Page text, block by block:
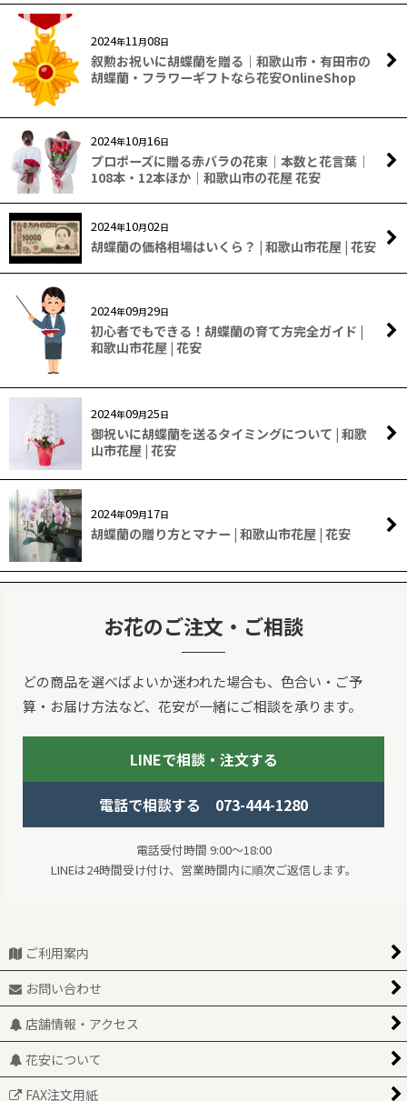
2024年11月08日
叙勲お祝いに胡蝶蘭を贈る｜和歌山市・有田市の
胡蝶蘭・フラワーギフトなら花安OnlineShop
2024年10月16日
プロポーズに贈る赤バラの花束｜本数と花言葉｜
108本・12本ほか｜和歌山市の花屋 花安
2024年10月02日
胡蝶蘭の価格相場はいくら？ | 和歌山市花屋 | 花安
2024年09月29日
初心者でもできる！胡蝶蘭の育て方完全ガイド |
和歌山市花屋 | 花安
2024年09月25日
御祝いに胡蝶蘭を送るタイミングについて | 和歌
山市花屋 | 花安
2024年09月17日
胡蝶蘭の贈り方とマナー | 和歌山市花屋 | 花安
お花のご注文・ご相談
どの商品を選べばよいか迷われた場合も、色合い・ご予
算・お届け方法など、花安が一緒にご相談を承ります。
LINEで相談・注文する
電話で相談する 073-444-1280
電話受付時間 9:00～18:00
LINEは24時間受け付け、営業時間内に順次ご返信します。
ご利用案内
お問い合わせ
店舗情報・アクセス
花安について
FAX注文用紙